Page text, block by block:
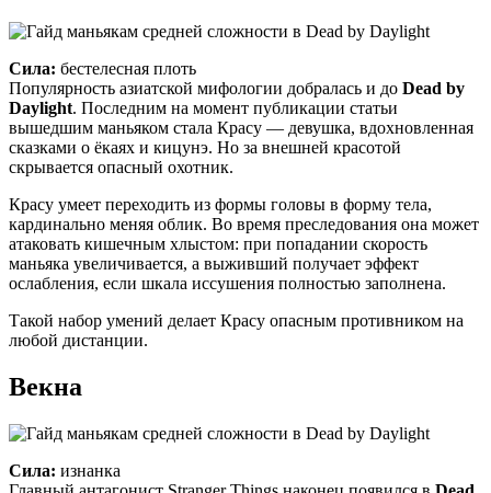
Сила: бестелесная плоть
Популярность азиатской мифологии добралась и до Dead by
Daylight. Последним на момент публикации статьи
вышедшим маньяком стала Красу — девушка, вдохновленная
сказками о ёкаях и кицунэ. Но за внешней красотой
скрывается опасный охотник.
Красу умеет переходить из формы головы в форму тела,
кардинально меняя облик. Во время преследования она может
атаковать кишечным хлыстом: при попадании скорость
маньяка увеличивается, а выживший получает эффект
ослабления, если шкала иссушения полностью заполнена.
Такой набор умений делает Красу опасным противником на
любой дистанции.
Векна
Сила: изнанка